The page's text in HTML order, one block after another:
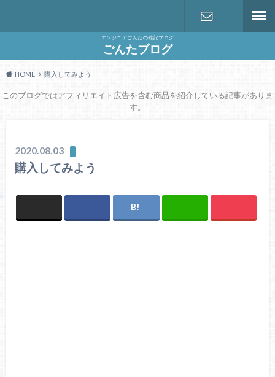
エンジニアごんたの雑記ブログ
ごんたブログ
HOME 購入してみよう
このブログではアフィリエイト広告を含む商品を紹介している記事がありま
す。
2020.08.03
購入してみよう